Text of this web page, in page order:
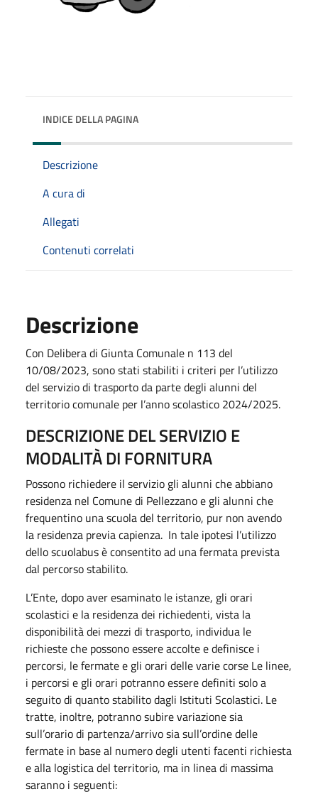
INDICE DELLA PAGINA
Descrizione
A cura di
Allegati
Contenuti correlati
Descrizione
Con Delibera di Giunta Comunale n 113 del
10/08/2023, sono stati stabiliti i criteri per l’utilizzo
del servizio di trasporto da parte degli alunni del
territorio comunale per l’anno scolastico 2024/2025.
DESCRIZIONE DEL SERVIZIO E
MODALITÀ DI FORNITURA
Possono richiedere il servizio gli alunni che abbiano
residenza nel Comune di Pellezzano e gli alunni che
frequentino una scuola del territorio, pur non avendo
la residenza previa capienza. In tale ipotesi l’utilizzo
dello scuolabus è consentito ad una fermata prevista
dal percorso stabilito.
L’Ente, dopo aver esaminato le istanze, gli orari
scolastici e la residenza dei richiedenti, vista la
disponibilità dei mezzi di trasporto, individua le
richieste che possono essere accolte e definisce i
percorsi, le fermate e gli orari delle varie corse Le linee,
i percorsi e gli orari potranno essere definiti solo a
seguito di quanto stabilito dagli Istituti Scolastici. Le
tratte, inoltre, potranno subire variazione sia
sull’orario di partenza/arrivo sia sull’ordine delle
fermate in base al numero degli utenti facenti richiesta
e alla logistica del territorio, ma in linea di massima
saranno i seguenti: